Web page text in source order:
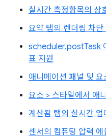
실시간 측정항목의 상
요약 탭의 렌더링 차단
scheduler.postTask
표 지원
애니메이션 패널 및
요소 > 스타일에서 애
계산됨 탭의 실시간 업
센서의 컴퓨팅 압력 에